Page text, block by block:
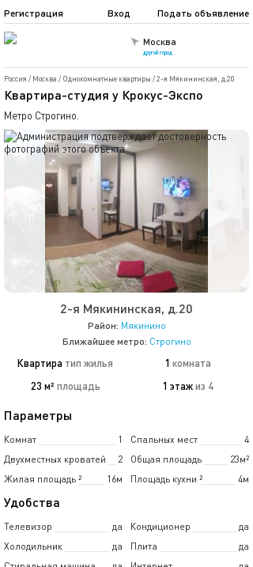
Москва
другой город
Подать объявление
Регистрация Вход
Россия / Москва / Однокомнатные квартиры /2-я Мякининская, д.20
Квартира-студия у Крокус-Экспо
Метро Строгино.
2-я Мякининская, д.20
Район: Мякинино
Ближайшее метро: Строгино
Квартира тип жилья 1 комната
23 м² площадь 1 этажиз 4
Параметры
Комнат 1 Спальных мест
4
Двухместных кроватей
2 Общая площадь
23м²
Жилая площадь
16м
² Площадь кухни 4м
²
Удобства
Телевизор да Кондиционер
да
Холодильник
да Плита
да